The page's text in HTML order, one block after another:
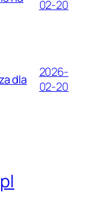
02-20
dla
2026-
02-20